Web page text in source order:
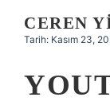
Hakkımızda
CEREN
Tarih: Kasım 23,